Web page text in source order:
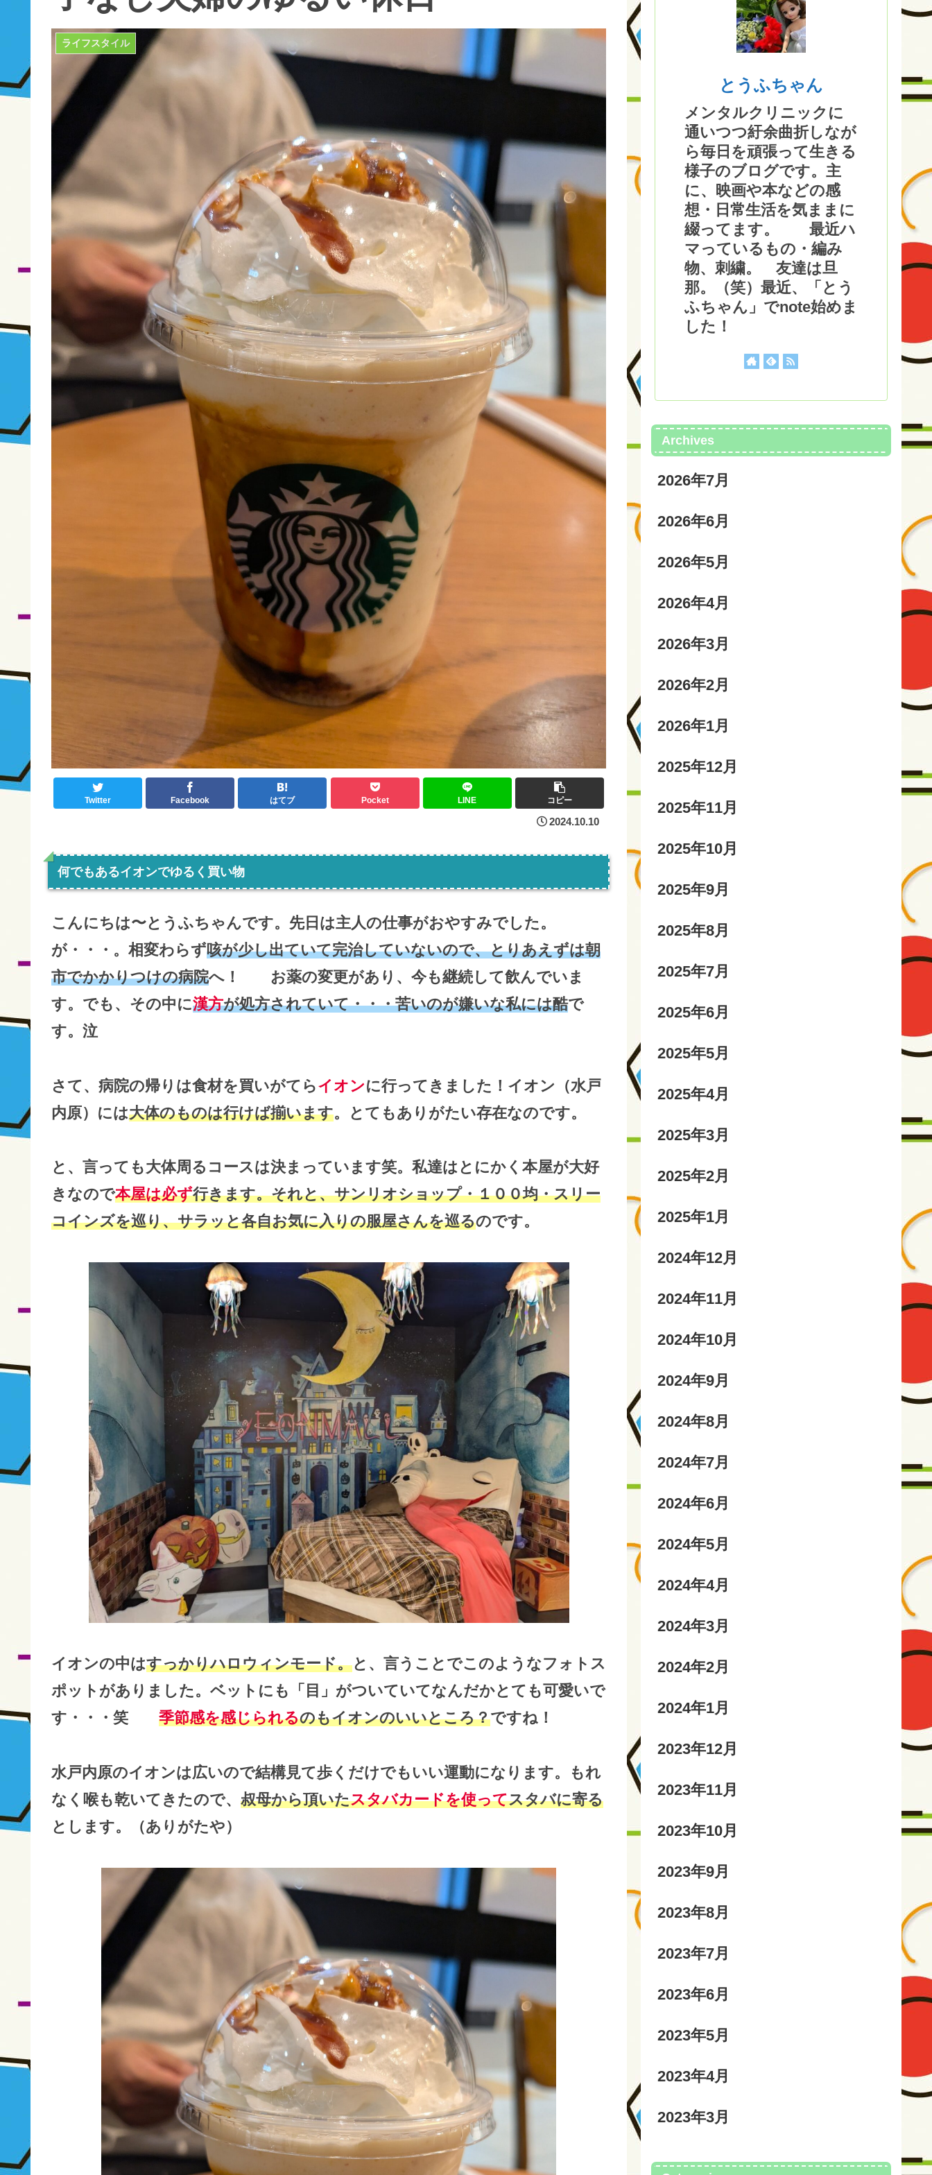
ライフスタイル
Twitter Facebook はてブ Pocket LINE コピー
2024.10.10
何でもあるイオンでゆるく買い物
こんにちは〜とうふちゃんです。先日は主人の仕事がおやすみでした。
が・・・。相変わらず咳が少し出ていて完治していないので、とりあえずは朝
市でかかりつけの病院へ！ お薬の変更があり、今も継続して飲んでいま
す。でも、その中に漢方が処方されていて・・・苦いのが嫌いな私には酷で
す。泣
さて、病院の帰りは食材を買いがてらイオンに行ってきました！イオン（水戸
内原）には大体のものは行けば揃います。とてもありがたい存在なのです。
と、言っても大体周るコースは決まっています笑。私達はとにかく本屋が大好
きなので本屋は必ず行きます。それと、サンリオショップ・１００均・スリー
コインズを巡り、サラッと各自お気に入りの服屋さんを巡るのです。
イオンの中はすっかりハロウィンモード。と、言うことでこのようなフォトス
ポットがありました。ベットにも「目」がついていてなんだかとても可愛いで
す・・・笑 季節感を感じられるのもイオンのいいところ？ですね！
水戸内原のイオンは広いので結構見て歩くだけでもいい運動になります。もれ
なく喉も乾いてきたので、 叔母から頂いたスタバカードを使ってスタバに寄る
とします。（ありがたや）
とうふちゃん
メンタルクリニックに
通いつつ紆余曲折しなが
ら毎日を頑張って生きる
様子のブログです。主
に、映画や本などの感
想・日常生活を気ままに
綴ってます。 最近ハ
マっているもの・編み
物、刺繍。 友達は旦
那。（笑）最近、「とう
ふちゃん」でnote始めま
した！
Archives
2026年7月
2026年6月
2026年5月
2026年4月
2026年3月
2026年2月
2026年1月
2025年12月
2025年11月
2025年10月
2025年9月
2025年8月
2025年7月
2025年6月
2025年5月
2025年4月
2025年3月
2025年2月
2025年1月
2024年12月
2024年11月
2024年10月
2024年9月
2024年8月
2024年7月
2024年6月
2024年5月
2024年4月
2024年3月
2024年2月
2024年1月
2023年12月
2023年11月
2023年10月
2023年9月
2023年8月
2023年7月
2023年6月
2023年5月
2023年4月
2023年3月